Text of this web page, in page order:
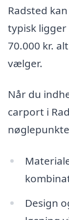
Radsted
typisk ligger
70.000 kr.
vælger.
Når du
carport i
Design